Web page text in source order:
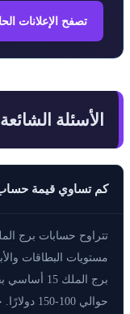
تصفح الإعلانات
الأسئلة
كم تساوي قيمة حساب كلاش
مستويات البطاقات
برج الملك